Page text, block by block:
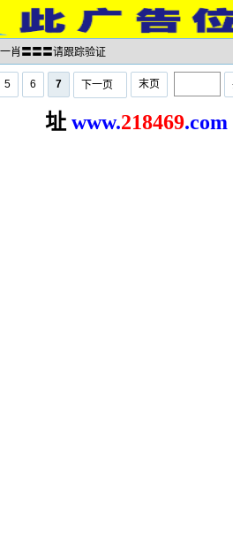
肖〓〓〓请跟踪验证
5 6 7 下一页 末页
址 www.218469.com